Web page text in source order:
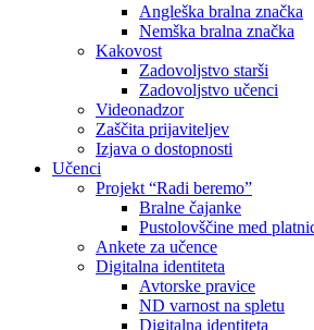
Angleška bralna značka
Nemška bralna značka
Kakovost
Zadovoljstvo starši
Zadovoljstvo učenci
Videonadzor
Zaščita prijaviteljev
Izjava o dostopnosti
Učenci
Projekt “Radi beremo”
Bralne čajanke
Pustolovščine med
Ankete za učence
Digitalna identiteta
Avtorske pravice
ND varnost na spletu
Digitalna identiteta